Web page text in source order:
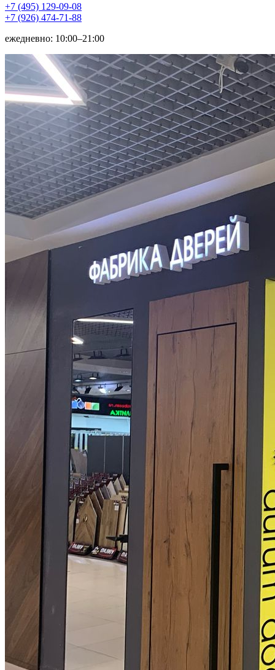
+7 (495) 129-09-08
+7 (926) 474-71-88
ежедневно: 10:00–21:00